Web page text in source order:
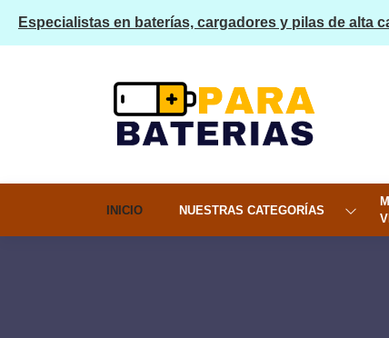
Especialistas en baterías, cargadores y pilas de alta
INICIO NUESTRAS CATEGORÍAS